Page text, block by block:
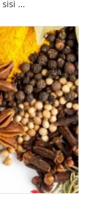
sisi …